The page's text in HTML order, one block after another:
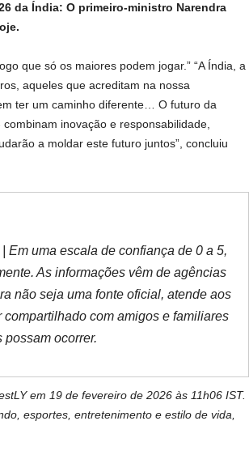
da Índia: O primeiro-ministro Narendra
que só os maiores podem jogar.” “A Índia, a
aqueles que acreditam na nossa
ter um caminho diferente… O futuro da
inovação e responsabilidade,
a moldar este futuro juntos”, concluiu
Em uma escala de confiança de 0 a 5,
As informações vêm de agências
não seja uma fonte oficial, atende aos
com amigos e familiares
ocorrer.
em 19 de fevereiro de 2026 às 11h06 IST.
esportes, entretenimento e estilo de vida,